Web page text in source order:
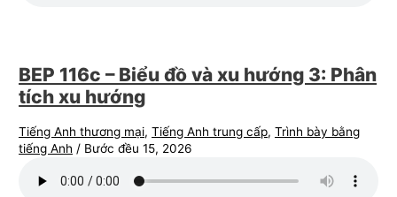
BEP 116c – Biểu đồ và xu hướng 3: Phân
tích xu hướng
Tiếng Anh thương mại,Tiếng Anh trung cấp,Trình bày bằng
tiếng Anh / Bước đều 15, 2026